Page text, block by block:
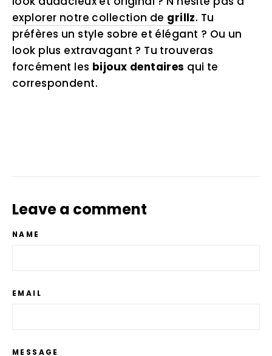
explorer notre collection de grillz. Tu
préfères un style sobre et élégant ? Ou un
look plus extravagant ? Tu trouveras
forcément les bijoux dentaires qui te
correspondent.
Leave a comment
NAME
EMAIL
MESSAGE